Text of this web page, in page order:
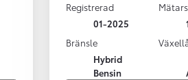
Registrerad
01-2025
Bränsle
Hybrid
Bensin